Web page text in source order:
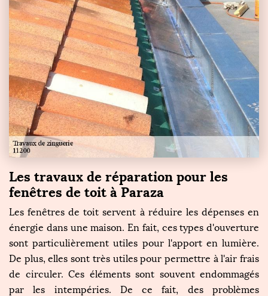
Les travaux de réparation pour les
fenêtres de toit à Paraza
Les fenêtres de toit servent à réduire les dépenses en
énergie dans une maison. En fait, ces types d'ouverture
sont particulièrement utiles pour l'apport en lumière.
De plus, elles sont très utiles pour permettre à l'air frais
de circuler. Ces éléments sont souvent endommagés
par les intempéries. De ce fait, des problèmes